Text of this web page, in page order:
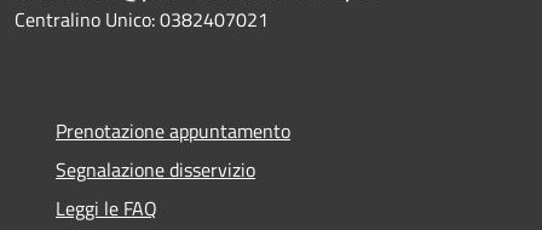
Centralino Unico: 0382407021
Prenotazione appuntamento
Segnalazione disservizio
Leggi le FAQ